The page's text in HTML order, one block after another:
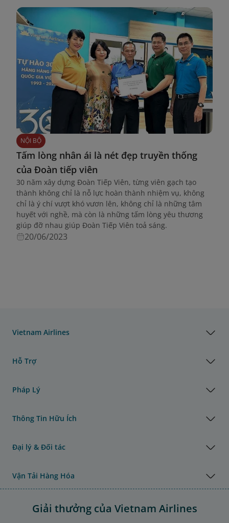
NỘI BỘ
Tấm lòng nhân ái là nét đẹp truyền thống
của Đoàn tiếp viên
30 năm xây dựng Đoàn Tiếp Viên, từng viên gạch tạo
thành không chỉ là nỗ lực hoàn thành nhiệm vụ, không
chỉ là ý chí vượt khó vươn lên, không chỉ là những tâm
huyết với nghề, mà còn là những tấm lòng yêu thương
giúp đỡ nhau giúp Đoàn Tiếp Viên toả sáng.
20/06/2023
Vietnam Airlines
Hỗ Trợ
Pháp Lý
Thông Tin Hữu Ích
Đại lý & Đối tác
Vận Tải Hàng Hóa
Giải thưởng của Vietnam Airlines